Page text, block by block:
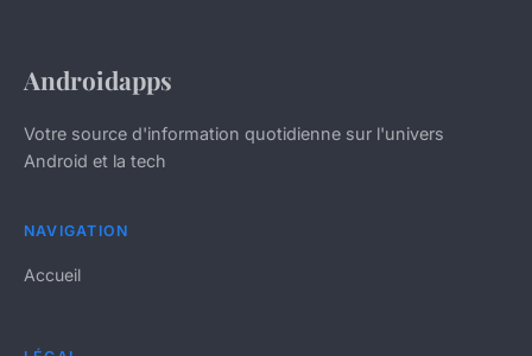
Androidapps
Votre source d'information quotidienne sur l'univers
Android et la tech
NAVIGATION
Accueil